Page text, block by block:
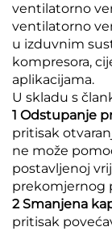
ventilatorno
ventilatorno
u izduvnim
kompresora,
aplikacijama.
U skladu s
1 Odstupanje
pritisak
ne može
postavljenoj
prekomjernog
2 Smanjena
pritisak